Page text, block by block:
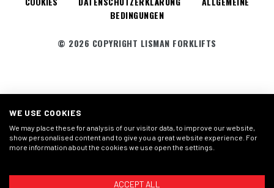
BEDINGUNGEN
© 2026 COPYRIGHT LISMAN FORKLIFTS
WE USE COOKIES
We may place these for analysis of our visitor data, to improve our website,
show personalised content and to give you a great website experience. For
more information about the cookies we use open the settings.
ACCEPT ALL